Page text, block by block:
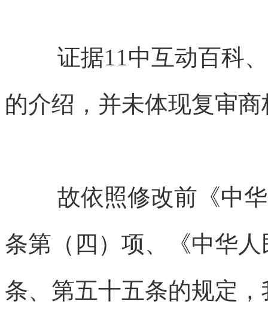
证据11中互动百科
的介绍，并未体现复审商
故依照修改前《中
条第（四）项、《中华
条、第五十五条的规定